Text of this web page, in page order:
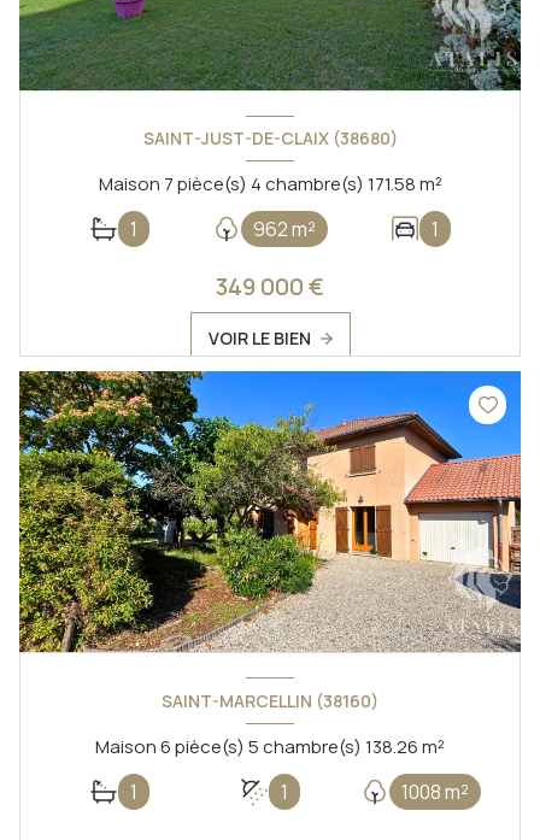
SAINT-JUST-DE-CLAIX (38680)
Maison 7 pièce(s) 4 chambre(s) 171.58 m²
1 962 m² 1
349 000 €
VOIR LE BIEN
SAINT-MARCELLIN (38160)
Maison 6 pièce(s) 5 chambre(s) 138.26 m²
1 1 1008 m²